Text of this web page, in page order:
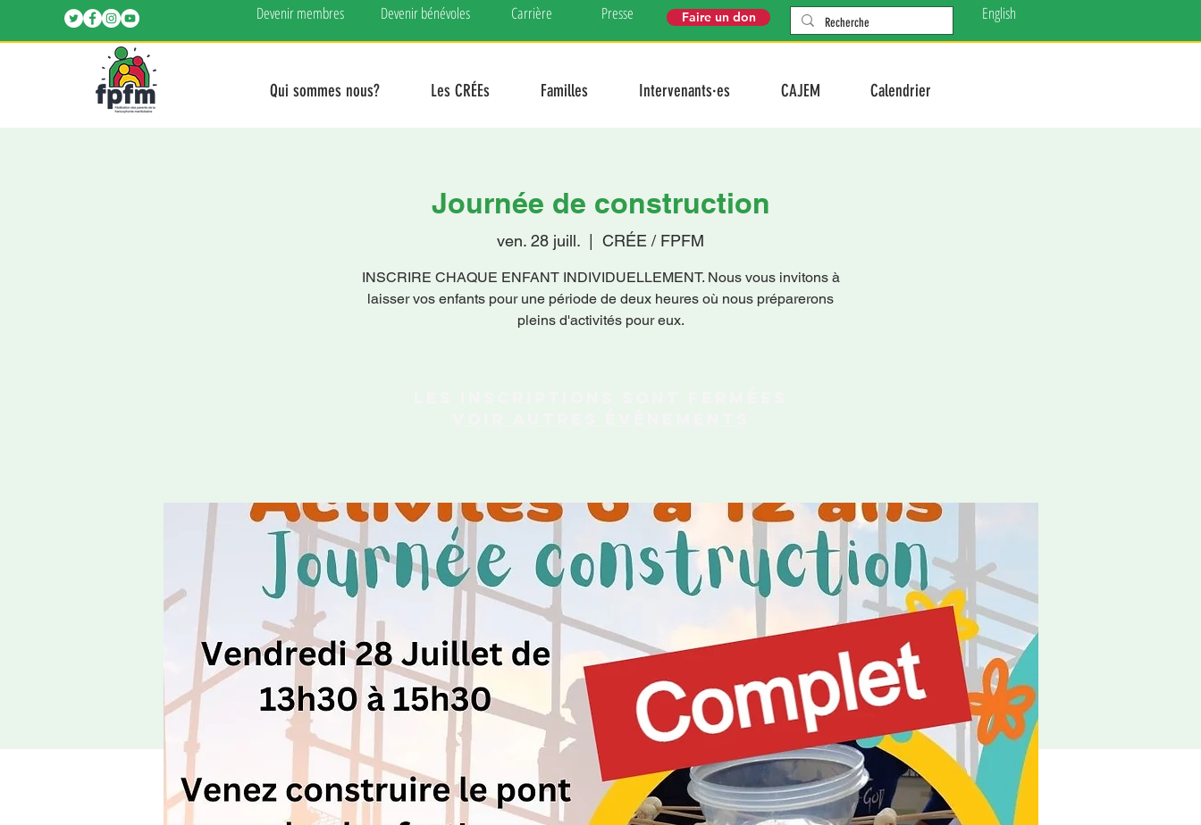
Devenir membres Devenir bénévoles Carrière Presse Faire un don English
Qui sommes nous? Les CRÉEs Familles Intervenants·es CAJEM Calendrier
Journée de construction
ven. 28 juill.
  |
CRÉE / FPFM
INSCRIRE CHAQUE ENFANT INDIVIDUELLEMENT. Nous vous invitons à
laisser vos enfants pour une période de deux heures où nous préparerons
pleins d'activités pour eux.